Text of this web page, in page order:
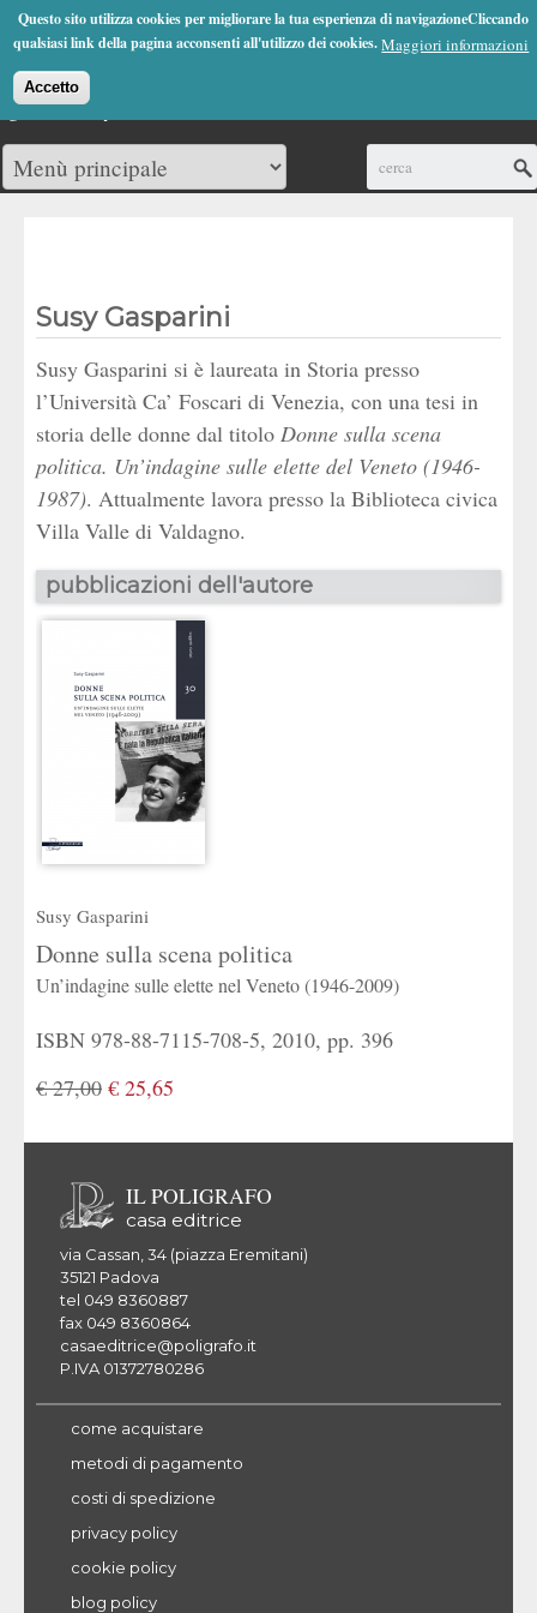
Questo sito utilizza cookies per migliorare la tua esperienza di navigazioneCliccando
qualsiasi link della pagina acconsenti all'utilizzo dei cookies.Maggiori informazioni
Accetto
Jump to Navigation
(0)
Susy Gasparini
Susy Gasparini si è laureata in Storia presso
l’Università Ca’ Foscari di Venezia, con una tesi in
storia delle donne dal titolo Donne sulla scena
politica. Un’indagine sulle elette del Veneto (1946-
1987). Attualmente lavora presso la Biblioteca civica
Villa Valle di Valdagno.
pubblicazioni dell'autore
Susy Gasparini
Donne sulla scena politica
Un’indagine sulle elette nel Veneto (1946-2009)
ISBN 978-88-7115-708-5, 2010, pp. 396
€ 27,00 € 25,65
IL POLIGRAFO
casa editrice
via Cassan, 34 (piazza Eremitani)
35121 Padova
tel 049 8360887
fax 049 8360864
casaeditrice@poligrafo.it
P.IVA 01372780286
come acquistare
metodi di pagamento
costi di spedizione
privacy policy
cookie policy
blog policy